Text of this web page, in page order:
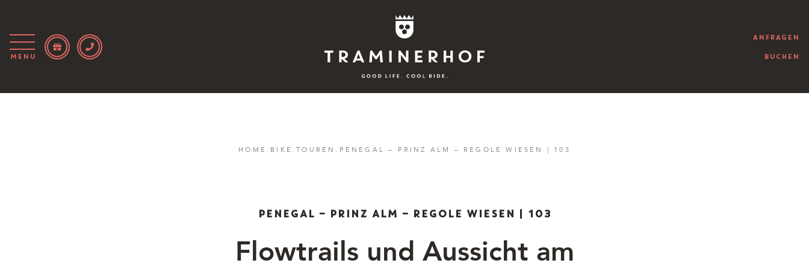
Aktiv
Menu
ANFRAGEN
BUCHEN
HOME . BIKE .TOUREN . PENEGAL – PRINZ ALM – REGOLE WIESEN | 103
PENEGAL – PRINZ ALM – REGOLE WIESEN | 103
Flowtrails und Aussicht am